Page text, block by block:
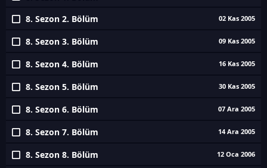
8. Sezon 2. Bölüm 02 Kas 2005
8. Sezon 3. Bölüm 09 Kas 2005
8. Sezon 4. Bölüm 16 Kas 2005
8. Sezon 5. Bölüm 30 Kas 2005
8. Sezon 6. Bölüm 07 Ara 2005
8. Sezon 7. Bölüm 14 Ara 2005
8. Sezon 8. Bölüm 12 Oca 2006